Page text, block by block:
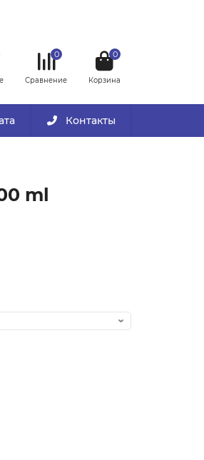
0
Сравнение
0
Корзина
Контакты
ml